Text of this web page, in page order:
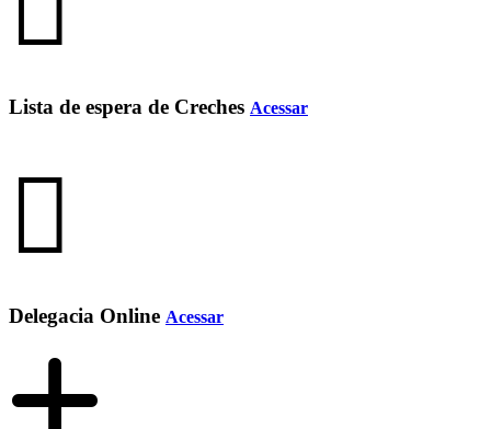
Lista de espera de Creches Acessar
Delegacia Online Acessar